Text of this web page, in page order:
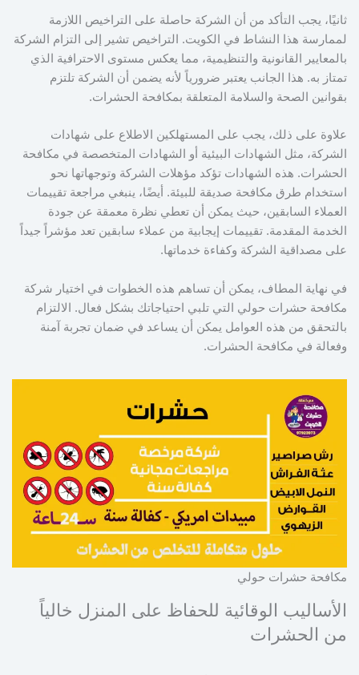
ثانيًا، يجب التأكد من أن الشركة حاصلة على التراخيص اللازمة
لممارسة هذا النشاط في الكويت. التراخيص تشير إلى التزام الشركة
بالمعايير القانونية والتنظيمية، مما يعكس مستوى الاحترافية الذي
تمتاز به. هذا الجانب يعتبر ضرورياً لأنه يضمن أن الشركة تلتزم
بقوانين الصحة والسلامة المتعلقة بمكافحة الحشرات.
علاوة على ذلك، يجب على المستهلكين الاطلاع على شهادات
الشركة، مثل الشهادات البيئية أو الشهادات المتخصصة في مكافحة
الحشرات. هذه الشهادات تؤكد مؤهلات الشركة وتوجهاتها نحو
استخدام طرق مكافحة صديقة للبيئة. أيضًا، ينبغي مراجعة تقييمات
العملاء السابقين، حيث يمكن أن تعطي نظرة معمقة عن جودة
الخدمة المقدمة. تقييمات إيجابية من عملاء سابقين تعد مؤشراً جيداً
على مصداقية الشركة وكفاءة خدماتها.
في نهاية المطاف، يمكن أن تساهم هذه الخطوات في اختيار شركة
مكافحة حشرات حولي التي تلبي احتياجاتك بشكل فعال. الالتزام
بالتحقق من هذه العوامل يمكن أن يساعد في ضمان تجربة آمنة
وفعالة في مكافحة الحشرات.
مكافحة حشرات حولي
الأساليب الوقائية للحفاظ على المنزل خالياً
من الحشرات